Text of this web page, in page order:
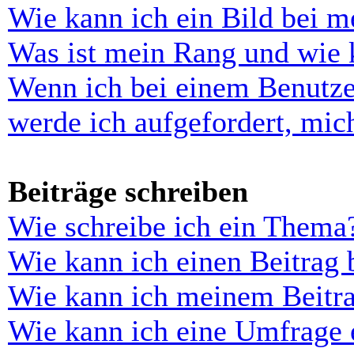
Wie kann ich ein Bild bei
Was ist mein Rang und wie
Wenn ich bei einem
werde ich aufgefordert,
Beiträge schreiben
Wie schreibe ich ein
Wie kann ich einen Beitrag
Wie kann ich meinem
Wie kann ich eine Umfrage